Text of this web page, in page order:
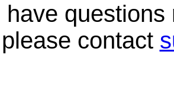
have
please contact